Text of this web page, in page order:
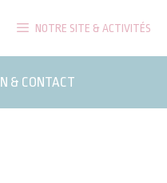
NOTRE SITE & ACTIVITÉS
& CONTACT